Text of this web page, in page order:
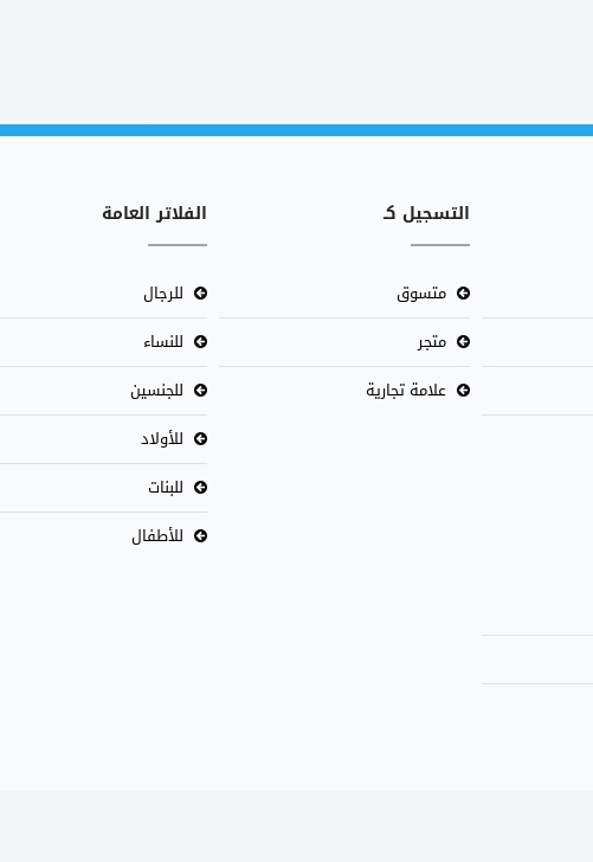
التسجيل كـ
متسوق
متجر
علامة تجارية
الفلاتر العامة
للرجال
للنساء
للجنسين
للأولاد
للبنات
للأطفال